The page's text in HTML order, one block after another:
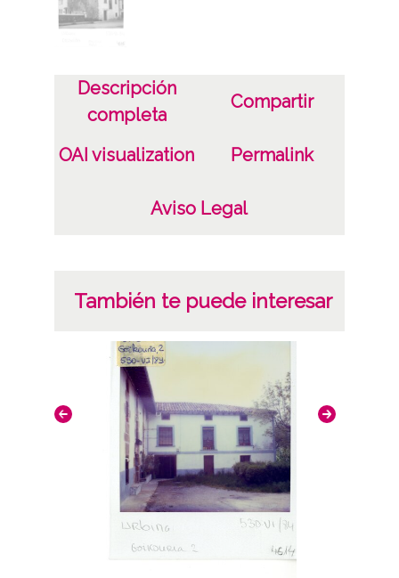
Materia
Valoraciones del catastro
Notas
0530-VI/84
Licencia de las imágenes
Descripción
completa
Compartir
OAI visualization Permalink
Aviso Legal
También te puede interesar